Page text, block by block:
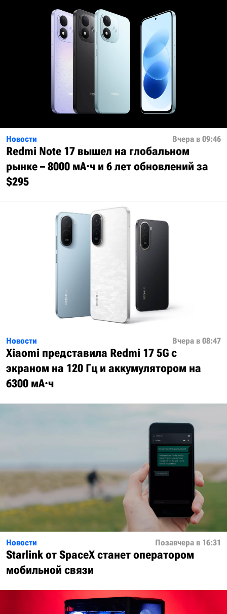
Новости Вчера в 09:46
Redmi Note 17 вышел на глобальном
рынке – 8000 мА·ч и 6 лет обновлений за
$295
Новости Вчера в 08:47
Xiaomi представила Redmi 17 5G с
экраном на 120 Гц и аккумулятором на
6300 мА·ч
Новости Позавчера в 16:31
Starlink от SpaceX станет оператором
мобильной связи